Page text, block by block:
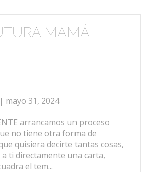
MAMÁ
| mayo 31, 2024
arrancamos un proceso
no tiene otra forma de
quisiera decirte tantas cosas,
ti directamente una carta,
el tem...